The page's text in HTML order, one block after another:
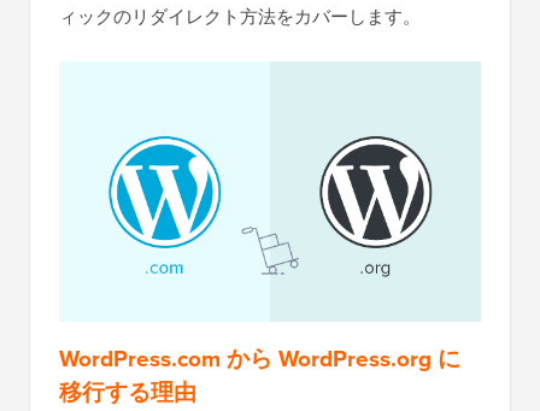
ィックのリダイレクト方法をカバーします。
WordPress.com から WordPress.org に
移行する理由